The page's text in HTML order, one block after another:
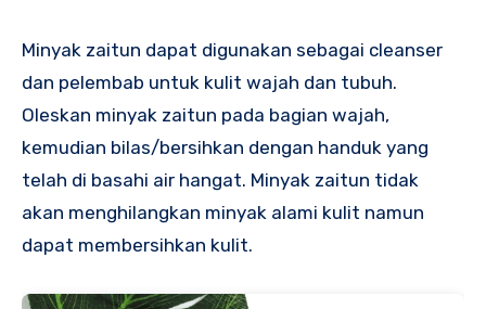
Minyak zaitun dapat digunakan sebagai cleanser
dan pelembab untuk kulit wajah dan tubuh.
Oleskan minyak zaitun pada bagian wajah,
kemudian bilas/bersihkan dengan handuk yang
telah di basahi air hangat. Minyak zaitun tidak
akan menghilangkan minyak alami kulit namun
dapat membersihkan kulit.